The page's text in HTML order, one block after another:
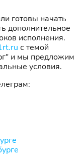
готовы начать
дополнительное
исполнения.
с темой
и мы предложим
условия.